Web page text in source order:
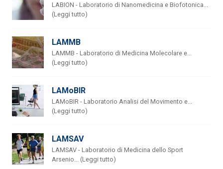
LABION - Laboratorio di Nanomedicina e Biofotonica...
(Leggi tutto)
LAMMB
LAMMB - Laboratorio di Medicina Molecolare e...
(Leggi tutto)
LAMoBIR
LAMoBIR - Laboratorio Analisi del Movimento e...
(Leggi tutto)
LAMSAV
LAMSAV - Laboratorio di Medicina dello Sport
Arsenio... (Leggi tutto)